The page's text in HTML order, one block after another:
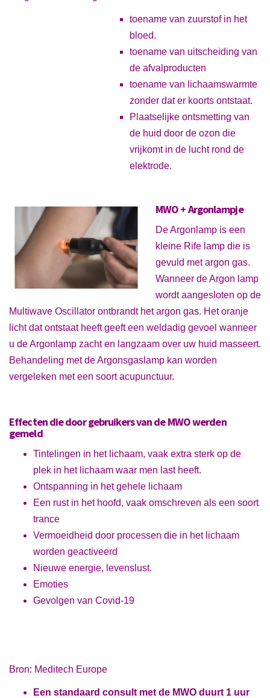
toename van zuurstof in het
bloed.
toename van uitscheiding van
de afvalproducten
toename van lichaamswarmte
zonder dat er koorts ontstaat.
Plaatselijke ontsmetting van
de huid door de ozon die
vrijkomt in de lucht rond de
elektrode.
MWO + Argonlampje
De Argonlamp is een
kleine Rife lamp die is
gevuld met argon gas.
Wanneer de Argon lamp
wordt aangesloten op de
Multiwave Oscillator ontbrandt het argon gas. Het oranje
licht dat ontstaat heeft geeft een weldadig gevoel wanneer
u de Argonlamp zacht en langzaam over uw huid masseert.
Behandeling met de Argonsgaslamp kan worden
vergeleken met een soort acupunctuur.
Effecten die door gebruikers van de MWO werden
gemeld
Tintelingen in het lichaam, vaak extra sterk op de
plek in het lichaam waar men last heeft.
Ontspanning in het gehele lichaam
Een rust in het hoofd, vaak omschreven als een soort
trance
Vermoeidheid door processen die in het lichaam
worden geactiveerd
Nieuwe energie, levenslust.
Emoties
Gevolgen van Covid-19
Bron: Meditech Europe
Een standaard consult met de MWO duurt 1 uur